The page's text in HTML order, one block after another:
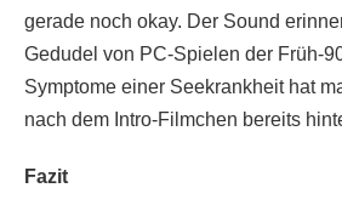
gerade noch okay. Der Sound
Gedudel von PC-Spielen der Früh-
Symptome einer Seekrankheit hat
nach dem Intro-Filmchen bereits
Fazit